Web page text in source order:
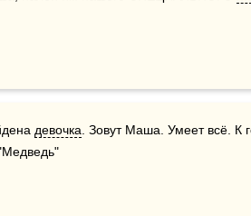
девочка . Зовут Маша. Умеет всё.